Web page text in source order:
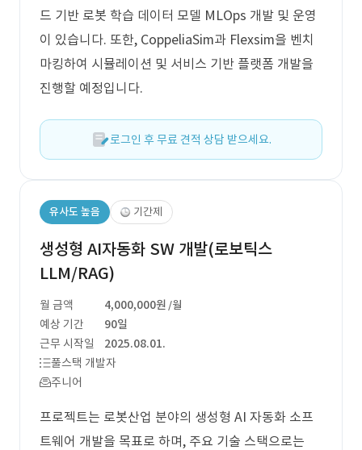
드 기반 로봇 학습 데이터 모델 MLOps 개발 및 운영
이 있습니다. 또한, CoppeliaSim과 Flexsim을 벤치
마킹하여 시뮬레이션 및 서비스 기반 플랫폼 개발을
진행할 예정입니다.
로그인 후 무료 견적 상담 받으세요.
유사도 높음 기간제
생성형 AI자동화 SW 개발(로보틱스
LLM/RAG)
월 금액 4,000,000원 /월
예상 기간
90일
근무 시작일
2025.08.01.
풀스택 개발자
주니어
프로젝트는 로봇산업 분야의 생성형 AI 자동화 소프
트웨어 개발을 목표로 하며, 주요 기술 스택으로는